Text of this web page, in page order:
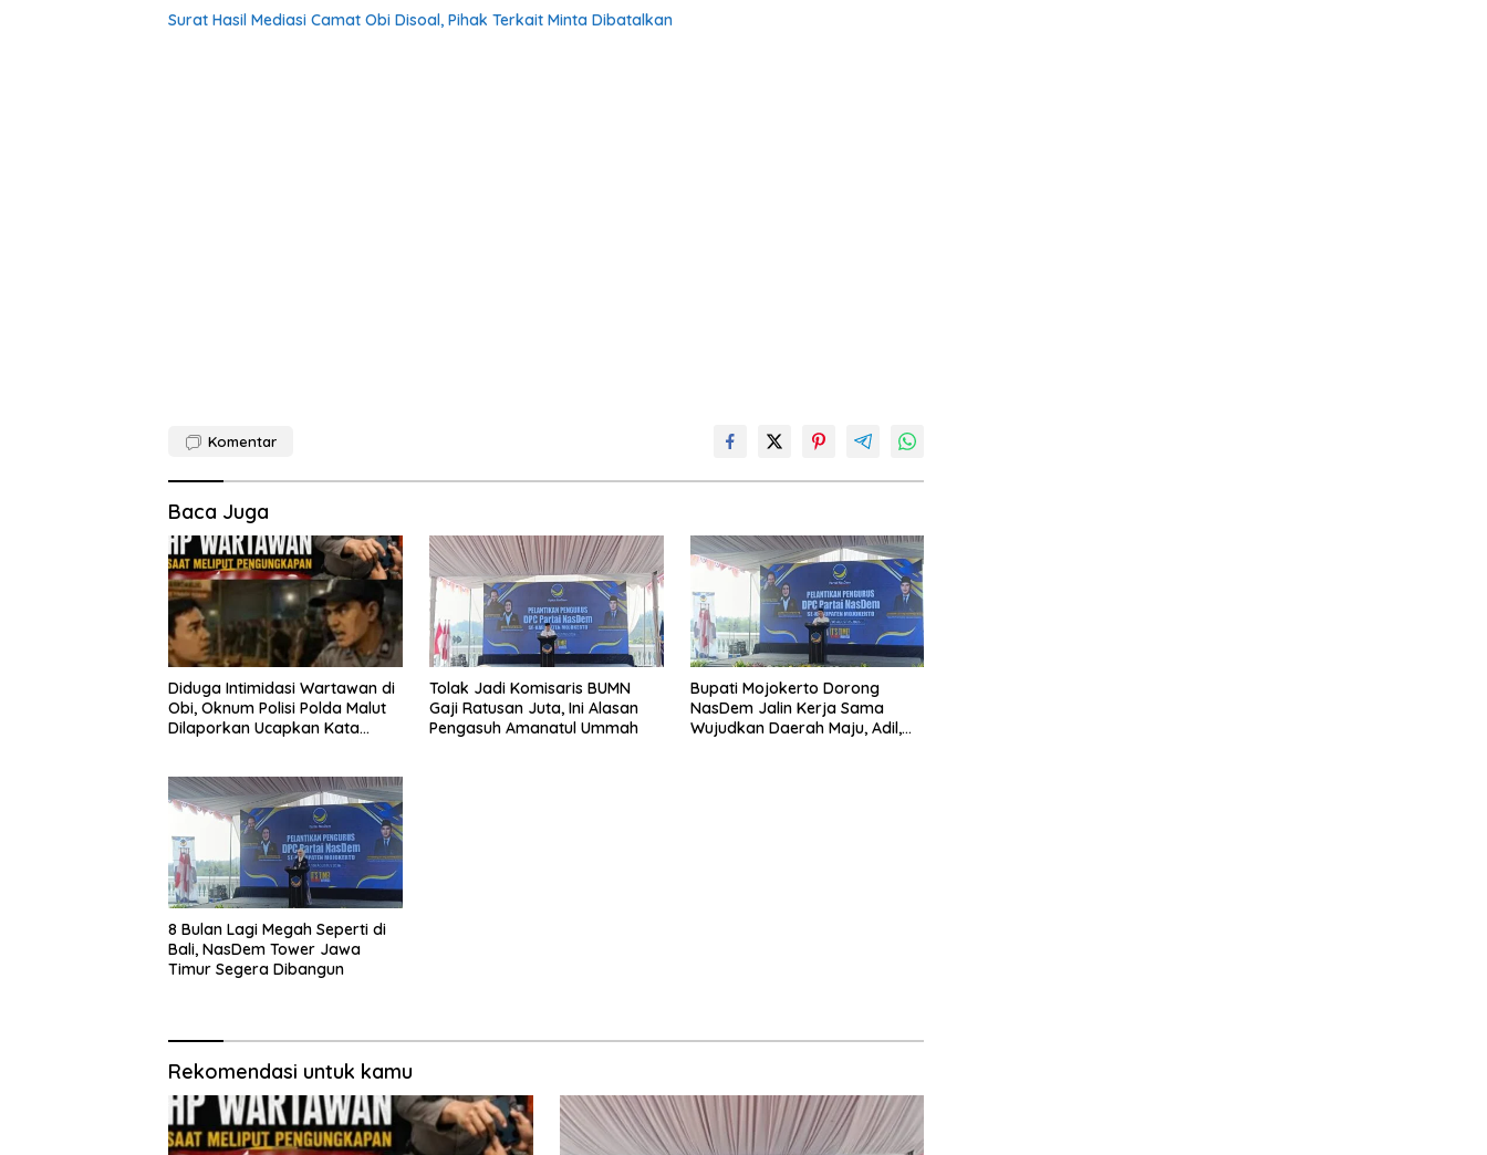
Surat Hasil Mediasi Camat Obi Disoal, Pihak Terkait Minta Dibatalkan
Komentar
Baca Juga
Diduga Intimidasi Wartawan di
Obi, Oknum Polisi Polda Malut
Dilaporkan Ucapkan Kata
Tolak Jadi Komisaris BUMN
Gaji Ratusan Juta, Ini Alasan
Pengasuh Amanatul Ummah
Bupati Mojokerto Dorong
NasDem Jalin Kerja Sama
Wujudkan Daerah Maju, Adil,
8 Bulan Lagi Megah Seperti di
Bali, NasDem Tower Jawa
Timur Segera Dibangun
Rekomendasi untuk kamu